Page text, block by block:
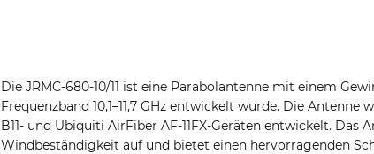
Die JRMC-680-10/11 ist eine Parabolantenne mit einem
Frequenzband 10,1–11,7 GHz entwickelt wurde. Die
B11- und Ubiquiti AirFiber AF-11FX-Geräten entwickelt.
Windbeständigkeit auf und bietet einen hervorragenden